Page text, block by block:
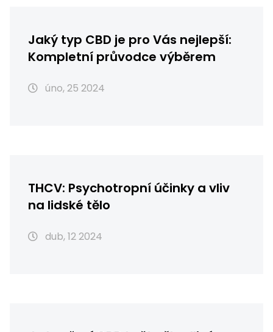
Jaký typ CBD je pro Vás nejlepší:
Kompletní průvodce výběrem
úno, 25 2024
THCV: Psychotropní účinky a vliv
na lidské tělo
dub, 12 2024